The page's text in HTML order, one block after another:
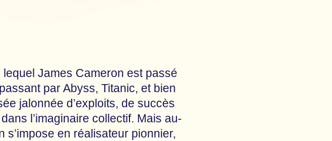
James Cameron est passé
par Abyss, Titanic, et bien
jalonnée d’exploits, de succès
l’imaginaire collectif. Mais au-
en réalisateur pionnier,